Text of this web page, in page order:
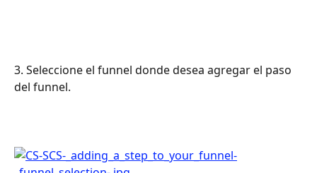
3. Seleccione el funnel donde desea agregar el paso
del funnel.